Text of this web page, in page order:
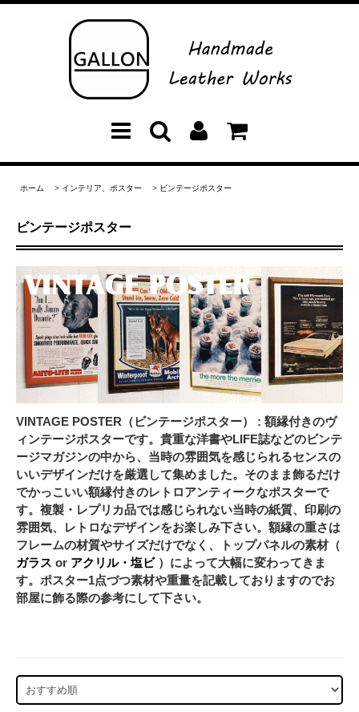
ホーム > インテリア、ポスター > ビンテージポスター
ビンテージポスター
VINTAGE POSTER（ビンテージポスター） : 額縁付きのヴ
ィンテージポスターです。貴重な洋書やLIFE誌などのビンテ
ージマガジンの中から、当時の雰囲気を感じられるセンスの
いいデザインだけを厳選して集めました。そのまま飾るだけ
でかっこいい額縁付きのレトロアンティークなポスターで
す。複製・レプリカ品では感じられない当時の紙質、印刷の
雰囲気、レトロなデザインをお楽しみ下さい。額縁の重さは
フレームの材質やサイズだけでなく、トップパネルの素材（
ガラス or アクリル・塩ビ）によって大幅に変わってきま
す。ポスター1点づつ素材や重量を記載しておりますのでお
部屋に飾る際の参考にして下さい。